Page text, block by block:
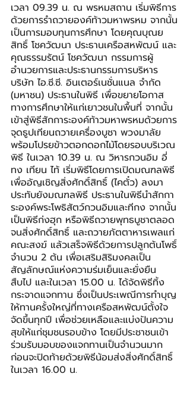
เวลา 09.39 น. ณ พรหมสถาน เริ่มพิธีการ
ด้วยการรำถวายองค์ท้าวมหาพรหม จากนั้น
เป็นการมอบทุนการศึกษา โดยคุณบุณย
สิทธิ์ โชควัฒนา ประธานเครือสหพัฒน์ และ
คุณธรรมรัตน์ โชควัฒนา กรรมการผู้
อำนวยการและประธานกรรมการบริหาร
บริษัท ไอ.ซี.ซี. อินเตอร์เนชั่นแนล จำกัด
(มหาชน) ประธานในพิธี เพื่อขยายโอกาส
ทางการศึกษาให้แก่เยาวชนในพื้นที่ จากนั้น
เข้าสู่พิธีสักการะองค์ท้าวมหาพรหมด้วยการ
จุดธูปเทียนถวายเครื่องบูชา พวงมาลัย
พร้อมโปรยข้าวตอกดอกไม้โดยรอบบริเวณ
พิธี ในเวลา 10.39 น. ณ วิหารกวนอิม อี่
ทง เทียน ไท้ เริ่มพิธีโดยการเปิดมณฑลพิธี
เพื่ออัญเชิญสิ่งศักดิ์สิทธิ์ (ไคตั๋ว) ลงมา
ประทับยังมณฑลพิธี ประธานในพิธีนำสักกา
ระองค์พระโพธิสัตว์กวนอิมและทีกง จากนั้น
เป็นพิธีก่งฮุก หรือพิธีถวายพุทธบูชาตลอด
จนสิ่งศักดิ์สิทธิ์ และถวายภัตตาหารเพลแก่
คณะสงฆ์ แล้วเสร็จพิธีด้วยการปลูกต้นโพธิ์
จำนวน 2 ต้น เพื่อเสริมสิริมงคลเป็น
สัญลักษณ์แห่งความร่มเย็นและยั่งยืน
สืบไป และในเวลา 15.00 น. ได้จัดพิธีทิ้ง
กระจาดแจกทาน ซึ่งเป็นประเพณีการทำบุญ
ให้ทานครั้งใหญ่ที่ทางเครือสหพัฒน์ตั้งใจ
จัดขึ้นทุกปี เพื่อช่วยเหลือและแบ่งปันความ
สุขให้แก่ชุมชนรอบข้าง โดยมีประชาชนเข้า
ร่วมรับมอบของแจกทานเป็นจำนวนมาก
ก่อนจะปิดท้ายด้วยพิธีน้อมส่งสิ่งศักดิ์สิทธิ์
ในเวลา 16.00 น.